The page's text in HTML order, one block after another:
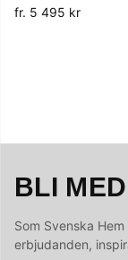
fr. 5 495 kr
BLI
Som Svenska
erbjudanden,